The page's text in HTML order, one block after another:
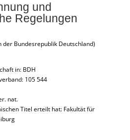
und
Regelungen
Bundesrepublik Deutschland)
in: BDH
105 544
nat.
Titel erteilt hat: Fakultät für